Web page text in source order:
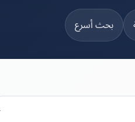
بحث أسرع